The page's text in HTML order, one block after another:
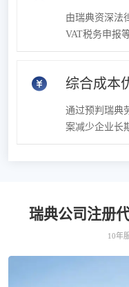
由瑞典资深法
VAT税务申报
综合成本
通过预判瑞典
案减少企业长
瑞典公司注册
10年